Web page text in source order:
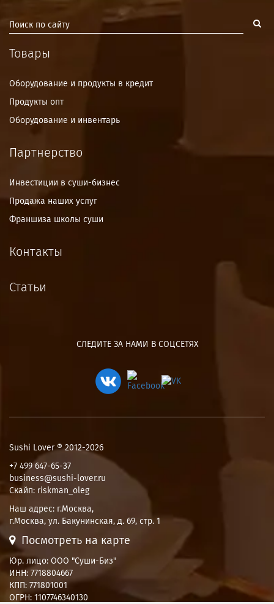
Товары
Оборудование и продукты в кредит
Продукты опт
Оборудование и инвентарь
Партнерство
Инвестиции в суши-бизнес
Продажа наших услуг
Франшиза школы суши
Контакты
Статьи
СЛЕДИТЕ ЗА НАМИ В СОЦСЕТЯХ
Sushi Lover ® 2012-2026
+7 499 647-65-37
business@sushi-lover.ru
Скайп: riskman_oleg
Наш адрес: г.Москва,
г.Москва, ул. Бакунинская, д. 69, стр. 1
Посмотреть на карте
Юр. лицо: ООО "Суши-Биз"
ИНН: 7718804667
КПП: 771801001
ОГРН: 1107746340130